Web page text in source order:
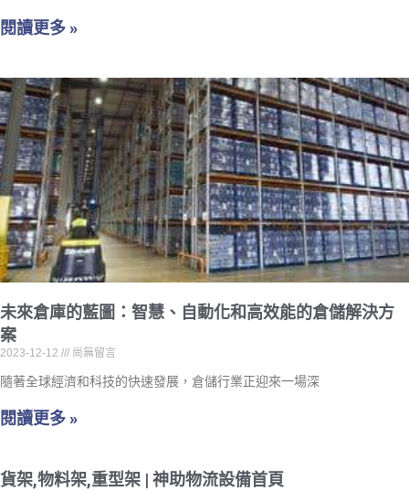
閱讀更多 »
未來倉庫的藍圖：智慧、自動化和高效能的倉儲解決方
案
2023-12-12 尚無留言
隨著全球經濟和科技的快速發展，倉儲行業正迎來一場深
閱讀更多 »
貨架,物料架,重型架 | 神助物流設備首頁